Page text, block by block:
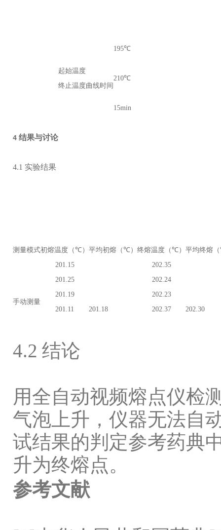
起始温度
终止温度曲线时间
195℃
210℃
15min
4 结果与讨论
4.1 实验结果
测量模式初熔温度 （℃） 平均初熔 （℃） 终熔温度（℃） 平均终熔（
手动测量
201.15
201.18
202.35
202.30
201.25
202.24
201.19
202.23
201.11
202.37
4.2 结论
用全自动视频熔点仪检
气泡上升，仪器无法自
试结果的判定参考药典
升为终熔点。
参考文献